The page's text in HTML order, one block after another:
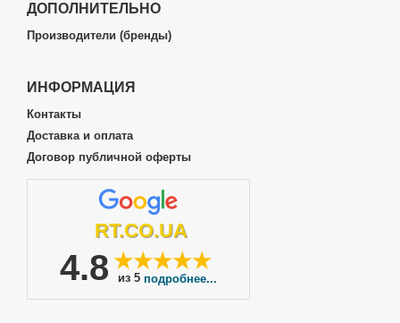
ДОПОЛНИТЕЛЬНО
Производители (бренды)
ИНФОРМАЦИЯ
Контакты
Доставка и оплата
Договор публичной оферты
RT.CO.UA
4.8 ★★★★★
из 5 подробнее...